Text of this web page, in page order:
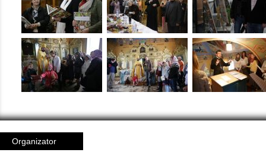
Organizator